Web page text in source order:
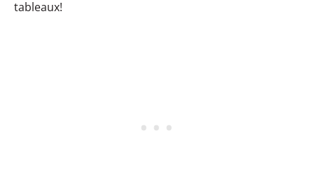
tableaux!